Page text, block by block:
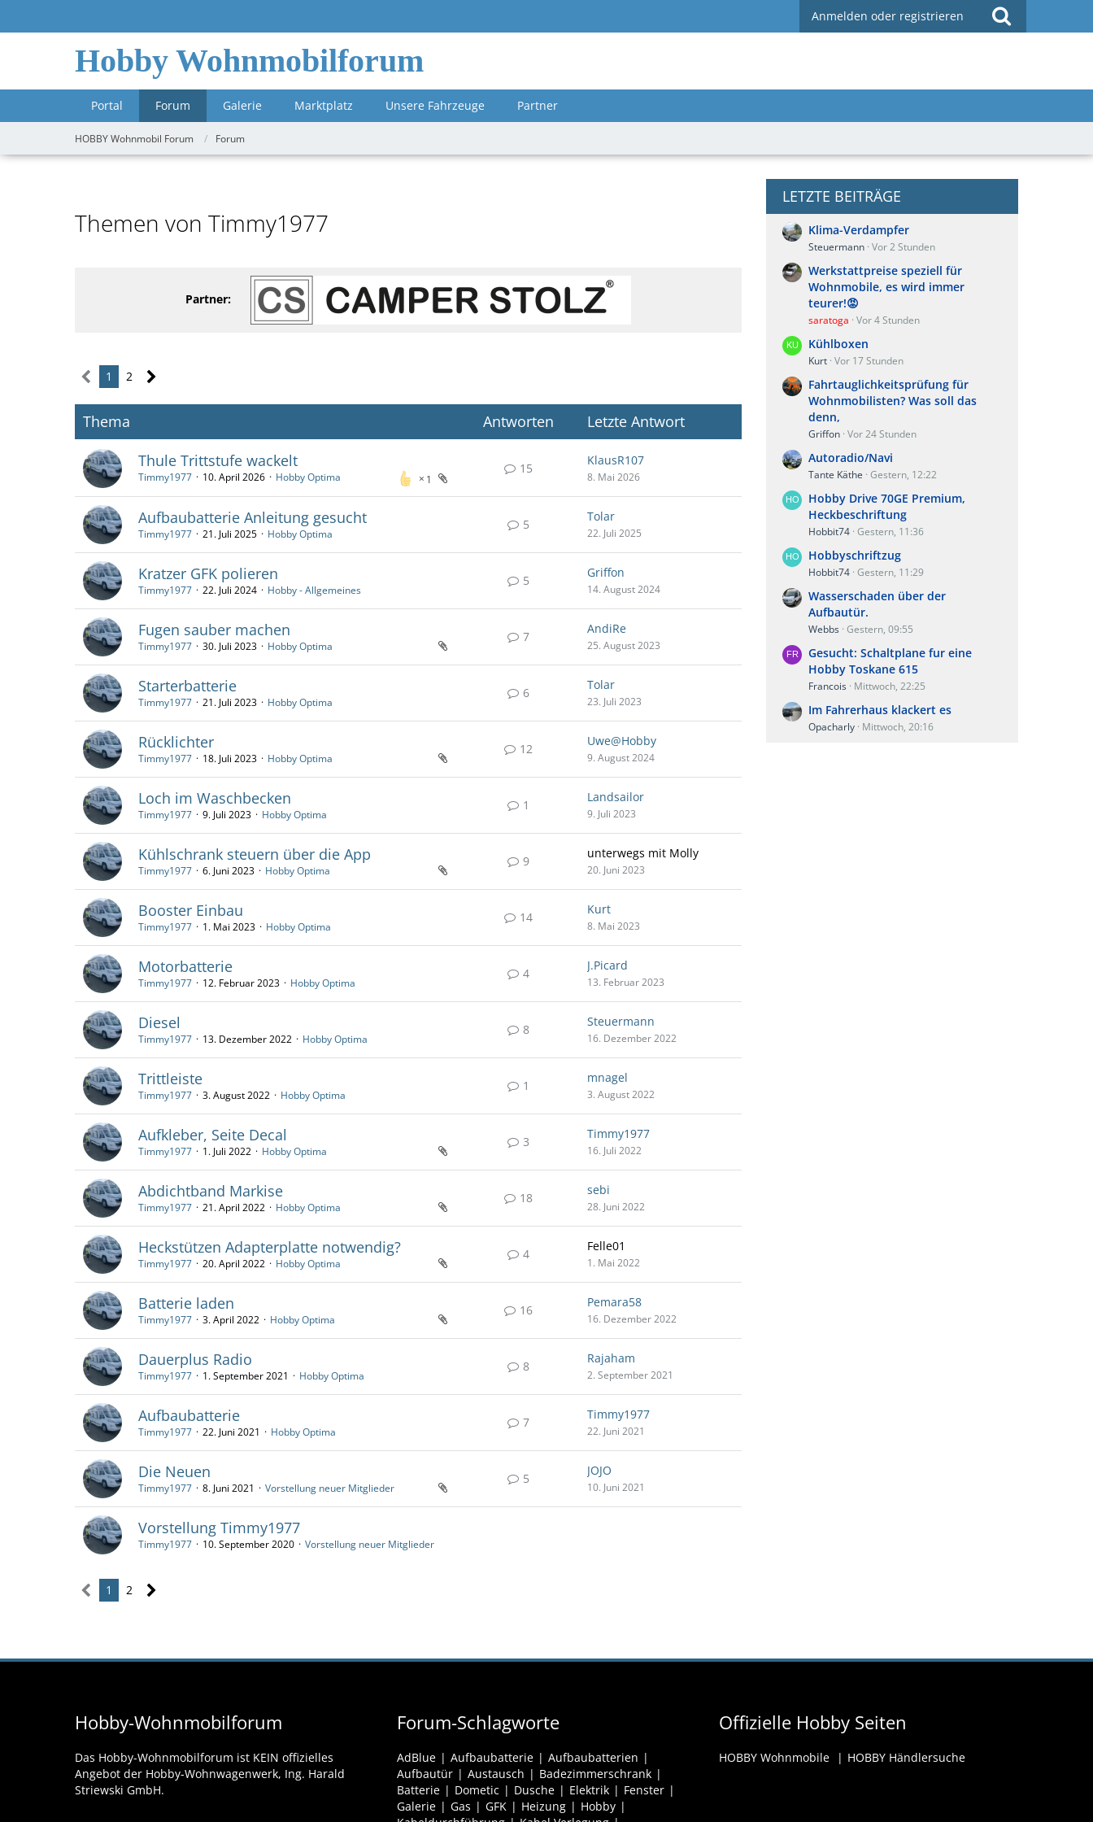
Anmelden oder registrieren
Hobby Wohnmobilforum
Portal Forum Galerie Marktplatz Unsere Fahrzeuge Partner
HOBBY Wohnmobil Forum Forum
Themen von Timmy1977
Partner:
1 2
Thema Antworten
Letzte Antwort
Thule Trittstufe wackelt
1
Timmy1977 10. April 2026 Hobby Optima
15
KlausR107
8. Mai 2026
Aufbaubatterie Anleitung gesucht
Timmy1977 21. Juli 2025 Hobby Optima
5
Tolar
22. Juli 2025
Kratzer GFK polieren
Timmy1977 22. Juli 2024 Hobby - Allgemeines
5
Griffon
14. August 2024
Fugen sauber machen
Timmy1977 30. Juli 2023 Hobby Optima
7
AndiRe
25. August 2023
Starterbatterie
Timmy1977 21. Juli 2023 Hobby Optima
6
Tolar
23. Juli 2023
Rücklichter
Timmy1977 18. Juli 2023 Hobby Optima
12
Uwe@Hobby
9. August 2024
Loch im Waschbecken
Timmy1977 9. Juli 2023 Hobby Optima
1
Landsailor
9. Juli 2023
Kühlschrank steuern über die App
Timmy1977 6. Juni 2023 Hobby Optima
9
unterwegs mit Molly
20. Juni 2023
Booster Einbau
Timmy1977 1. Mai 2023 Hobby Optima
14
Kurt
8. Mai 2023
Motorbatterie
Timmy1977 12. Februar 2023 Hobby Optima
4
J.Picard
13. Februar 2023
Diesel
Timmy1977 13. Dezember 2022 Hobby Optima
8
Steuermann
16. Dezember 2022
Trittleiste
Timmy1977 3. August 2022 Hobby Optima
1
mnagel
3. August 2022
Aufkleber, Seite Decal
Timmy1977 1. Juli 2022 Hobby Optima
3
Timmy1977
16. Juli 2022
Abdichtband Markise
Timmy1977 21. April 2022 Hobby Optima
18
sebi
28. Juni 2022
Heckstützen Adapterplatte notwendig?
Timmy1977 20. April 2022 Hobby Optima
4
Felle01
1. Mai 2022
Batterie laden
Timmy1977 3. April 2022 Hobby Optima
16
Pemara58
16. Dezember 2022
Dauerplus Radio
Timmy1977 1. September 2021 Hobby Optima
8
Rajaham
2. September 2021
Aufbaubatterie
Timmy1977 22. Juni 2021 Hobby Optima
7
Timmy1977
22. Juni 2021
Die Neuen
Timmy1977 8. Juni 2021 Vorstellung neuer Mitglieder
5
JOJO
10. Juni 2021
Vorstellung Timmy1977
Timmy1977 10. September 2020 Vorstellung neuer Mitglieder
1 2
LETZTE BEITRÄGE
Klima-Verdampfer
Steuermann Vor 2 Stunden
Werkstattpreise speziell für
Wohnmobile, es wird immer
teurer!😡
saratoga Vor 4 Stunden
Kühlboxen
Kurt Vor 17 Stunden
Fahrtauglichkeitsprüfung für
Wohnmobilisten? Was soll das
denn,
Griffon Vor 24 Stunden
Autoradio/Navi
Tante Käthe Gestern, 12:22
Hobby Drive 70GE Premium,
Heckbeschriftung
Hobbit74 Gestern, 11:36
Hobbyschriftzug
Hobbit74 Gestern, 11:29
Wasserschaden über der
Aufbautür.
Webbs Gestern, 09:55
Gesucht: Schaltplane fur eine
Hobby Toskane 615
Francois Mittwoch, 22:25
Im Fahrerhaus klackert es
Opacharly Mittwoch, 20:16
Hobby-Wohnmobilforum
Das Hobby-Wohnmobilforum ist KEIN offizielles
Angebot der Hobby-Wohnwagenwerk, Ing. Harald
Striewski GmbH.
Forum-Schlagworte
AdBlue Aufbaubatterie
Aufbaubatterien
Aufbautür
Austausch
Badezimmerschrank
Batterie
Dometic Dusche Elektrik
Fenster
Galerie
Gas GFK Heizung
Hobby
Offizielle Hobby Seiten
HOBBY Wohnmobile HOBBY Händlersuche